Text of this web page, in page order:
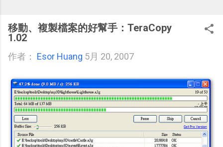
移動、複製檔案的好幫手：TeraCopy
1.02
作者： Esor Huang 5月 20, 2007